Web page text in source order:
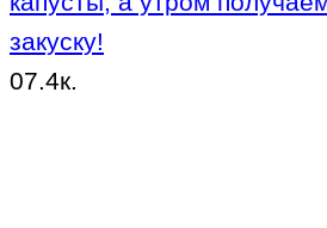
закуску!
07.4к.